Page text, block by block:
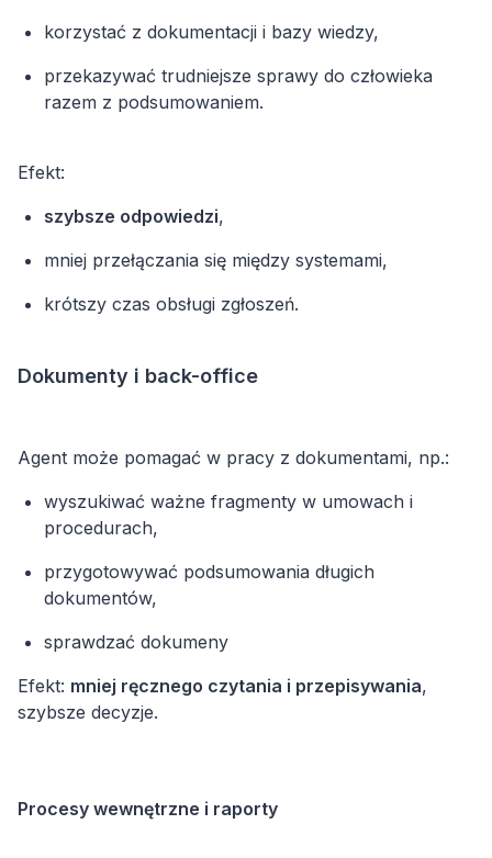
korzystać z dokumentacji i bazy wiedzy,
przekazywać trudniejsze sprawy do człowieka
razem z podsumowaniem.
Efekt:
szybsze odpowiedzi,
mniej przełączania się między systemami,
krótszy czas obsługi zgłoszeń.
Dokumenty i back-office
Agent może pomagać w pracy z dokumentami, np.:
wyszukiwać ważne fragmenty w umowach i
procedurach,
przygotowywać podsumowania długich
dokumentów,
sprawdzać dokumeny
Efekt: mniej ręcznego czytania i przepisywania,
szybsze decyzje.
Procesy wewnętrzne i raporty